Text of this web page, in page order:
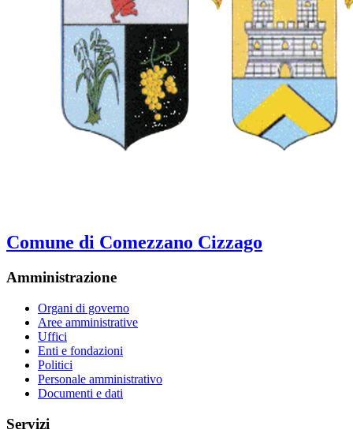
Comune di Comezzano Cizzago
Amministrazione
Organi di governo
Aree amministrative
Uffici
Enti e fondazioni
Politici
Personale amministrativo
Documenti e dati
Servizi